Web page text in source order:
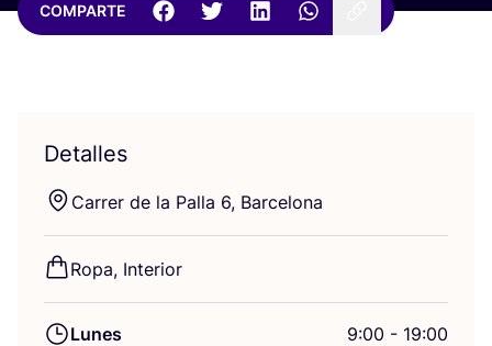
COMPARTE
Detalles
Carrer de la Palla 6, Barcelona
Ropa, Inte­rior
Lunes
9:00 - 19:00